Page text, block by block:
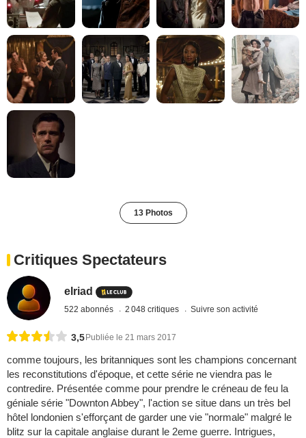
13 Photos
Critiques Spectateurs
elriad
522 abonnés 2 048 critiques Suivre son activité
3,5Publiée le 21 mars 2017
comme toujours, les britanniques sont les champions concernant
les reconstitutions d'époque, et cette série ne viendra pas le
contredire. Présentée comme pour prendre le créneau de feu la
géniale série "Downton Abbey", l'action se situe dans un très bel
hôtel londonien s'efforçant de garder une vie "normale" malgré le
blitz sur la capitale anglaise durant le 2eme guerre. Intrigues,